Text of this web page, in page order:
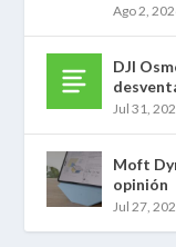
Ago 2,
DJI
Jul 31,
Moft
opinión
Jul 27,